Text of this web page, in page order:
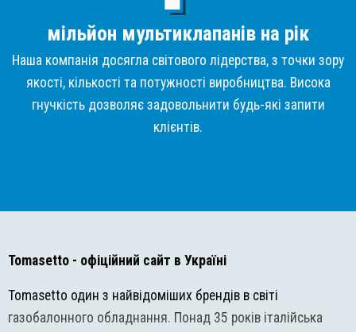
мільйон мультиклапанів на рік
Наша компанія досягла світового лідерства, з точки зору
якості, кількості та потужності виробництва. Висока
гнучкість дозволяє задовольнити будь-які запити
клієнтів.
Tomasetto - офіційний сайт в Україні
Tomasetto один з найвідоміших брендів в світі
газобалонного обладнання. Понад 35 років італійська